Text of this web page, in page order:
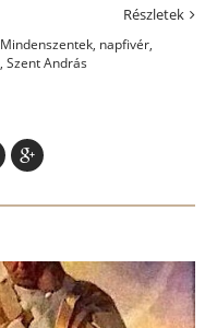
Részletek
Mindenszentek, napfivér,
, Szent András